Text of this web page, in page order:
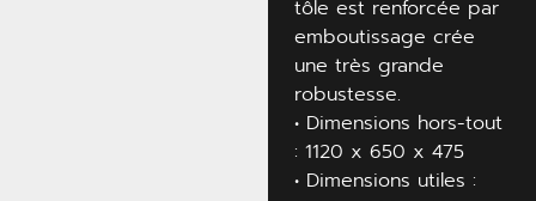
tôle est renforcée par
emboutissage crée
une très grande
robustesse.
• Dimensions hors-tout
: 1120 x 650 x 475
• Dimensions utiles :